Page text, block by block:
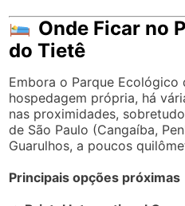
Horário de
Parque Ecológico
OParque Ecológico do
Goulart)está aberto
domingo, das 6h às 17h,
proporcionando uma
uma vastaárea verde,